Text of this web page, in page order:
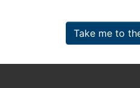
Take me to